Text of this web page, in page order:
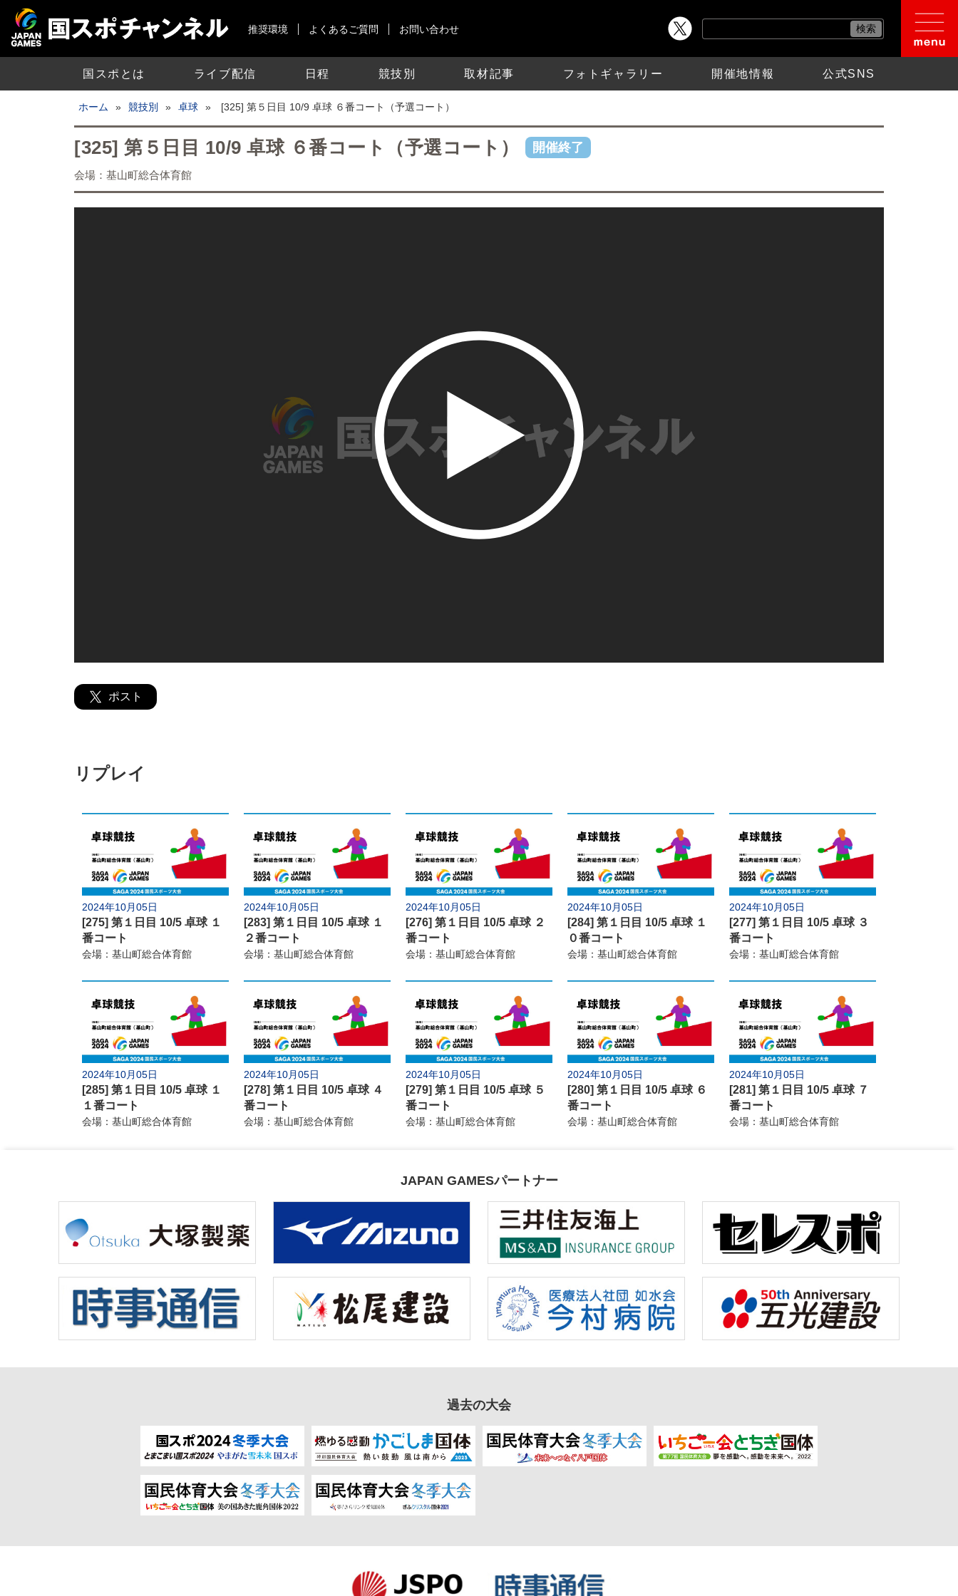
推奨環境 よくあるご質問 お問い合わせ
国スポとは ライブ配信 日程 競技別 取材記事 フォトギャラリー 開催地情報 公式SNS
国スポとは
日程
5日(木) 6日(金) 7日(土)
8日(日)
11日(水)
12日(木)
13日(金)
14日(土) 15日(日)
16日(月)
17日(火)
22日(日)
24日(火)
25日(水) 26日(木)
27日(金)
28日(土)
29日(日) 30日(月)
1日(火) 6日(日)
7日(月)
14日(月) 15日(火)
取材記事
フォトギャラリー
ウエイトリフティング ハンドボール 自転車
ソフトテニス 卓球 軟式野球
相撲 馬術 フェンシング
柔道 ソフトボール バドミントン
弓道 ライフル射撃 剣道
アーチェリー 空手道 銃剣道
クレー射撃 なぎなた ボウリング
ゴルフ トライアスロン 高等学校野球
公式SNS お問い合わせ よくあるご質問
ホーム » 競技別 » 卓球 » [325] 第５日目 10/9 卓球 ６番コート（予選コート）
[325] 第５日目 10/9 卓球 ６番コート（予選コート） 開催終了
会場：基山町総合体育館
ポスト
リプレイ
2024年10月05日
[275] 第１日目 10/5 卓球 １
番コート
会場：基山町総合体育館
2024年10月05日
[283] 第１日目 10/5 卓球 １
２番コート
会場：基山町総合体育館
2024年10月05日
[276] 第１日目 10/5 卓球 ２
番コート
会場：基山町総合体育館
2024年10月05日
[284] 第１日目 10/5 卓球 １
０番コート
会場：基山町総合体育館
2024年10月05日
[277] 第１日目 10/5 卓球 ３
番コート
会場：基山町総合体育館
2024年10月05日
[285] 第１日目 10/5 卓球 １
１番コート
会場：基山町総合体育館
2024年10月05日
[278] 第１日目 10/5 卓球 ４
番コート
会場：基山町総合体育館
2024年10月05日
[279] 第１日目 10/5 卓球 ５
番コート
会場：基山町総合体育館
2024年10月05日
[280] 第１日目 10/5 卓球 ６
番コート
会場：基山町総合体育館
2024年10月05日
[281] 第１日目 10/5 卓球 ７
番コート
会場：基山町総合体育館
JAPAN GAMESパートナー
過去の大会